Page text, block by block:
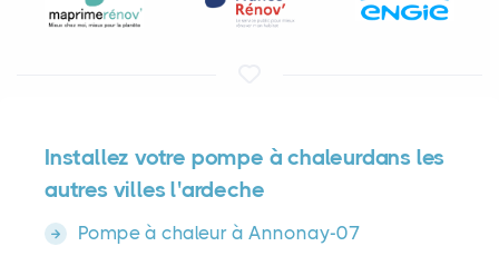
Installez votre pompe à chaleurdans les
autres villes l'ardeche
Pompe à chaleur à Annonay-07